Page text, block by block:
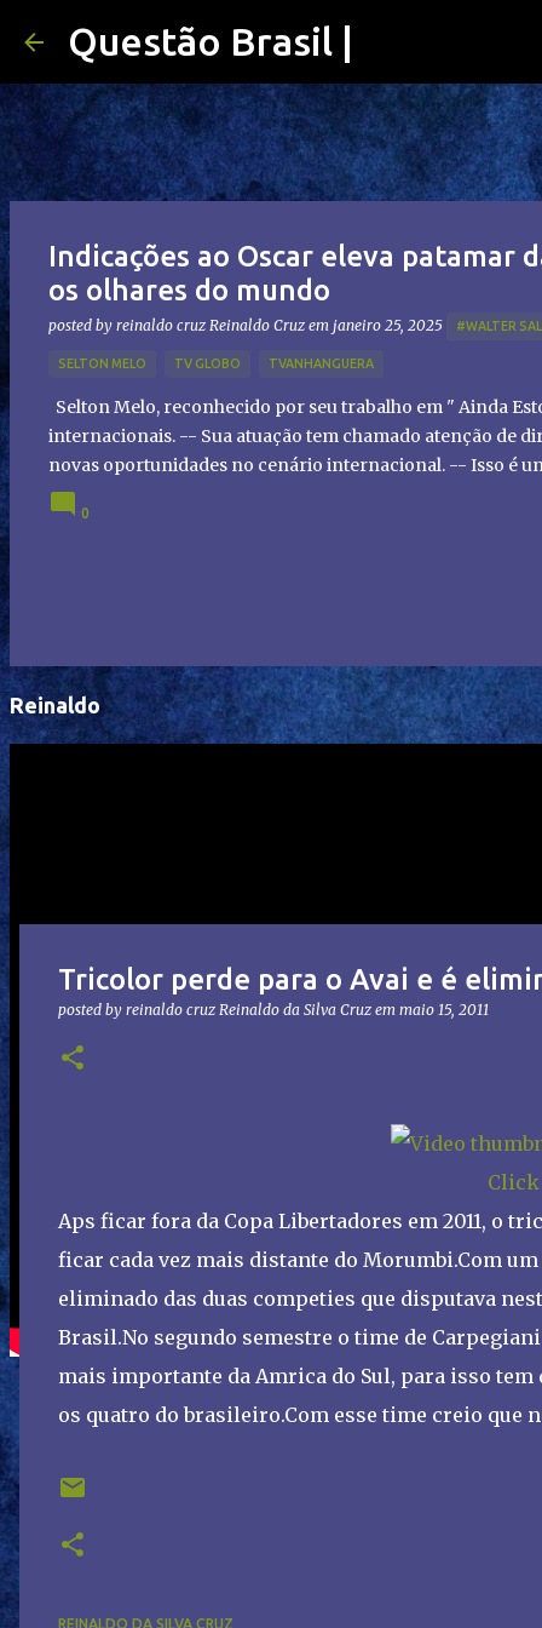
Questão Brasil |
Indicações ao Oscar eleva patamar
os olhares do mundo
posted by reinaldo cruz Reinaldo Cruz em janeiro 25, 2025 #WALTER
SELTON MELO TV GLOBO TVANHANGUERA
Selton Melo, reconhecido por seu trabalho em " Ainda
internacionais. -- Sua atuação tem chamado atenção de
novas oportunidades no cenário internacional. -- Isso é
global!
0
Reinaldo
Tricolor perde para o Avai e é
posted by reinaldo cruz Reinaldo da Silva Cruz em maio 15, 2011
Click
Aps ficar fora da Copa Libertadores em 2011, o
ficar cada vez mais distante do Morumbi.Com
eliminado das duas competies que disputava
Brasil.No segundo semestre o time de
mais importante da Amrica do Sul, para isso tem
os quatro do brasileiro.Com esse time creio que
REINALDO DA SILVA CRUZ